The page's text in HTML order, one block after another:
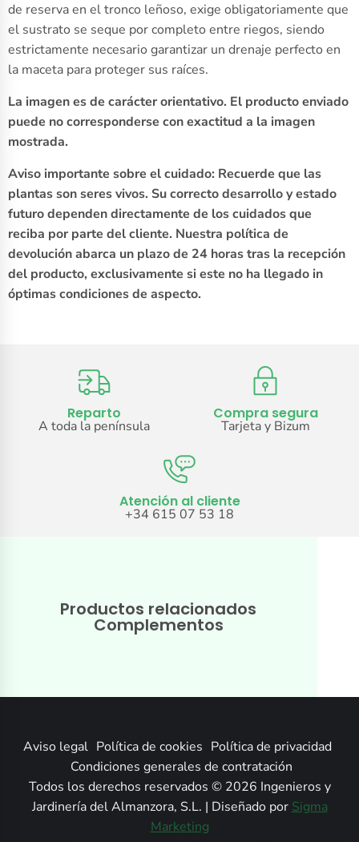
de reserva en el tronco leñoso, exige obligatoriamente que
el sustrato se seque por completo entre riegos, siendo
estrictamente necesario garantizar un drenaje perfecto en
la maceta para proteger sus raíces.
La imagen es de carácter orientativo. El producto enviado
puede no corresponderse con exactitud a la imagen
mostrada.
Aviso importante sobre el cuidado: Recuerde que las
plantas son seres vivos. Su correcto desarrollo y estado
futuro dependen directamente de los cuidados que
reciba por parte del cliente. Nuestra política de
devolución abarca un plazo de 24 horas tras la recepción
del producto, exclusivamente si este no ha llegado in
óptimas condiciones de aspecto.
Reparto
A toda la península
Compra segura
Tarjeta y Bizum
Atención al cliente
+34 615 07 53 18
Productos relacionados
Complementos
Aviso legal Política de cookies Política de privacidad
Condiciones generales de contratación
Todos los derechos reservados © 2026 Ingenieros y
Jardinería del Almanzora, S.L. | Diseñado porSigma
Marketing